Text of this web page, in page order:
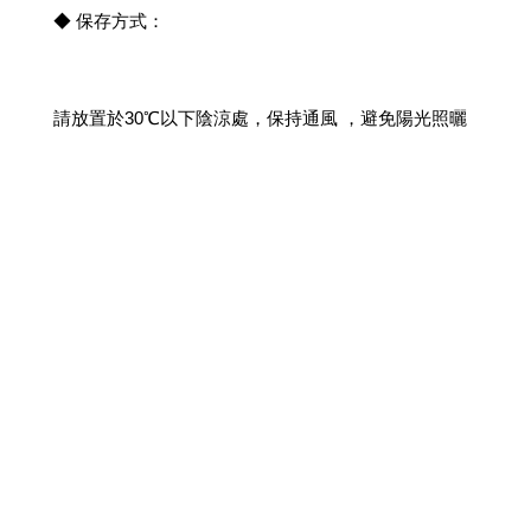
◆ 保存方式：
請放置於30℃以下陰涼處，保持通風 ，避免陽光照曬